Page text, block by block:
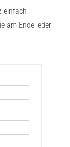
einfach
am Ende jeder